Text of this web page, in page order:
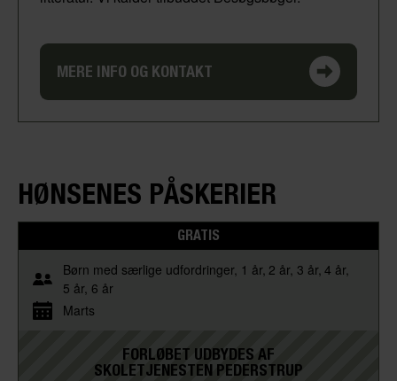
MERE INFO OG KONTAKT
HØNSENES PÅSKERIER
GRATIS
Børn med særlige udfordringer 1 år 2 år 3 år 4 år
5 år 6 år
Marts
FORLØBET UDBYDES AF
SKOLETJENESTEN PEDERSTRUP